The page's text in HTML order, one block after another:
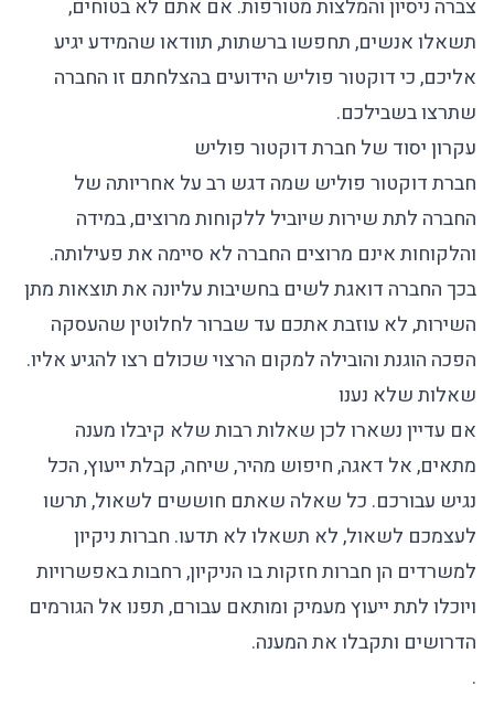
צברה ניסיון והמלצות מטורפות. אם אתם לא בטוחים,
תשאלו אנשים, תחפשו ברשתות, תוודאו שהמידע יגיע
אליכם, כי דוקטור פוליש הידועים בהצלחתם זו החברה
שתרצו בשבילכם.
עקרון יסוד של חברת דוקטור פוליש
חברת דוקטור פוליש שמה דגש רב על אחריותה של
החברה לתת שירות שיוביל ללקוחות מרוצים, במידה
והלקוחות אינם מרוצים החברה לא סיימה את פעילותה.
בכך החברה דואגת לשים בחשיבות עליונה את תוצאות מתן
השירות, לא עוזבת אתכם עד שברור לחלוטין שהעסקה
הפכה הוגנת והובילה למקום הרצוי שכולם רצו להגיע אליו.
שאלות שלא נענו
אם עדיין נשארו לכן שאלות רבות שלא קיבלו מענה
מתאים, אל דאגה, חיפוש מהיר, שיחה, קבלת ייעוץ, הכל
נגיש עבורכם. כל שאלה שאתם חוששים לשאול, תרשו
לעצמכם לשאול, לא תשאלו לא תדעו. חברות ניקיון
למשרדים הן חברות חזקות בו הניקיון, רחבות באפשרויות
ויוכלו לתת ייעוץ מעמיק ומותאם עבורם, תפנו אל הגורמים
הדרושים ותקבלו את המענה.
.